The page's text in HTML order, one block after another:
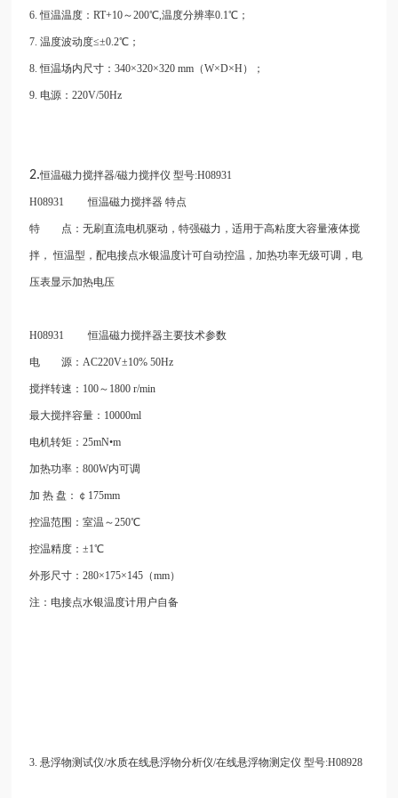
6. 恒温温度：RT+10～200℃,温度分辨率0.1℃；
7. 温度波动度≤±0.2℃；
8. 恒温场内尺寸：340×320×320 mm（W×D×H）；
9. 电源：220V/50Hz
2.恒温磁力搅拌器/磁力搅拌仪 型号:H08931
H08931 恒温磁力搅拌器 特点
特 点：无刷直流电机驱动，特强磁力，适用于高粘度大容量液体搅
拌， 恒温型，配电接点水银温度计可自动控温，加热功率无级可调，电
压表显示加热电压
H08931 恒温磁力搅拌器主要技术参数
电 源：AC220V±10% 50Hz
搅拌转速：100～1800 r/min
最大搅拌容量：10000ml
电机转矩：25mN•m
加热功率：800W内可调
加 热 盘：￠175mm
控温范围：室温～250℃
控温精度：±1℃
外形尺寸：280×175×145（mm）
注：电接点水银温度计用户自备
3.悬浮物测试仪/水质在线悬浮物分析仪/在线悬浮物测定仪 型号:H08928